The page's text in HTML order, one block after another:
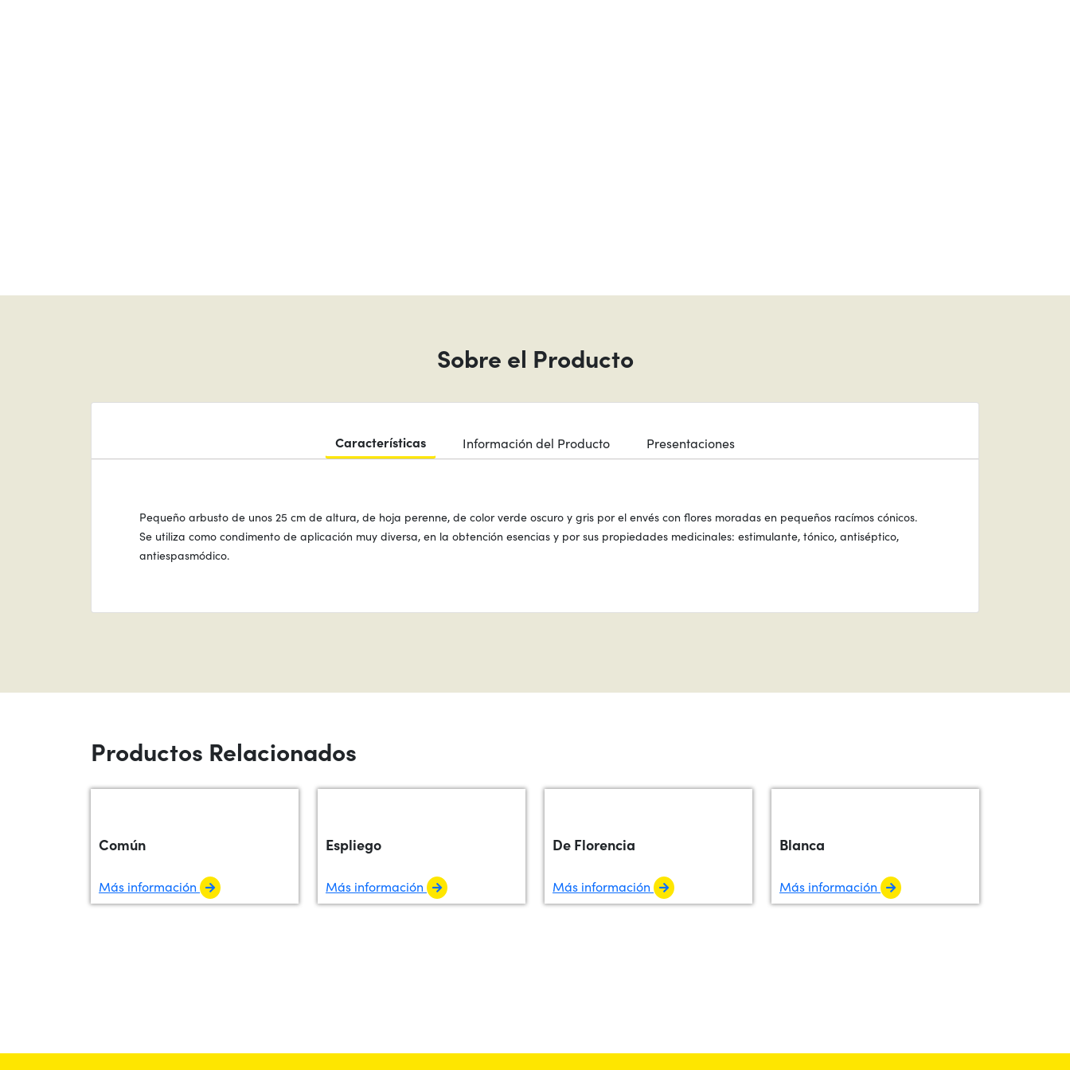
Sobre el Producto
Características Información del Producto Presentaciones
Pequeño arbusto de unos 25 cm de altura, de hoja perenne, de color verde oscuro y gris por el envés con flores moradas en pequeños racímos cónicos.
Se utiliza como condimento de aplicación muy diversa, en la obtención esencias y por sus propiedades medicinales: estimulante, tónico, antiséptico,
antiespasmódico.
Productos Relacionados
Común
Más información
Espliego
Más información
De Florencia
Más información
Blanca
Más información